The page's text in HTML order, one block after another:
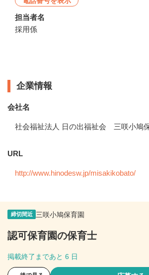
担当者名
採用係
企業情報
会社名
社会福祉法人 日の出福祉会 三咲小鳩
URL
http://www.hinodesw.jp/misakikobato/
締切間近 三咲小鳩保育園
認可保育園の保育士
掲載終了まであと 6 日